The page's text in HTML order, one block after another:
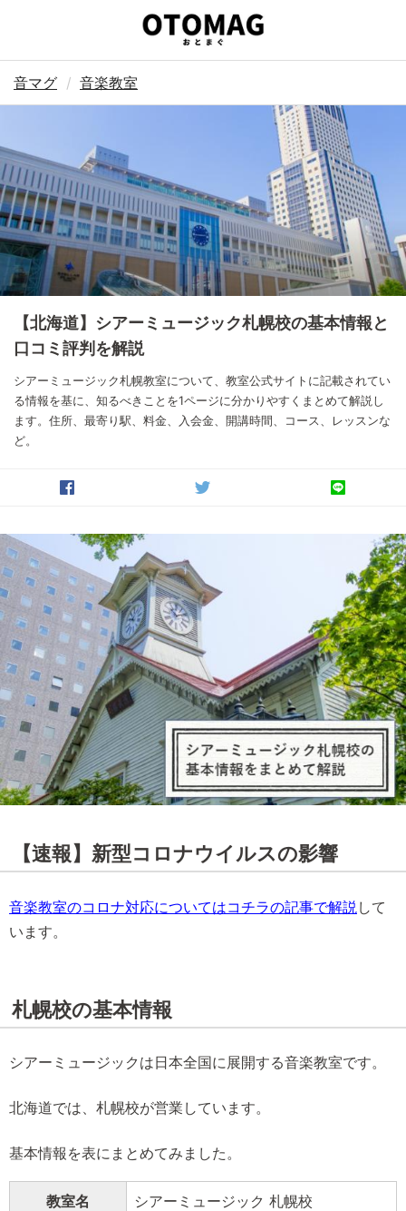
音マグ 音楽教室
【北海道】シアーミュージック札幌校の基本情報と
口コミ評判を解説
シアーミュージック札幌教室について、教室公式サイトに記載されてい
る情報を基に、知るべきことを1ページに分かりやすくまとめて解説し
ます。住所、最寄り駅、料金、入会金、開講時間、コース、レッスンな
ど。
【速報】新型コロナウイルスの影響
音楽教室のコロナ対応についてはコチラの記事で解説 して
います。
札幌校の基本情報
シアーミュージックは日本全国に展開する音楽教室です。
北海道では、札幌校が営業しています。
基本情報を表にまとめてみました。
教室名 シアーミュージック 札幌校